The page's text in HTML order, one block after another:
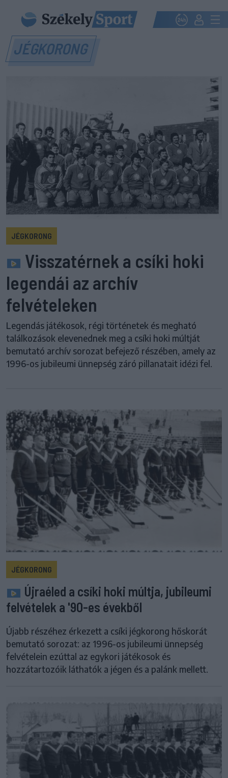
JÉGKORONG
JÉGKORONG
Visszatérnek a csíki hoki
legendái az archív
felvételeken
Legendás játékosok, régi történetek és megható
találkozások elevenednek meg a csíki hoki múltját
bemutató archív sorozat befejező részében, amely az
1996-os jubileumi ünnepség záró pillanatait idézi fel.
JÉGKORONG
Újraéled a csíki hoki múltja, jubileumi
felvételek a '90-es évekből
Újabb részéhez érkezett a csíki jégkorong hőskorát
bemutató sorozat: az 1996-os jubileumi ünnepség
felvételein ezúttal az egykori játékosok és
hozzátartozóik láthatók a jégen és a palánk mellett.